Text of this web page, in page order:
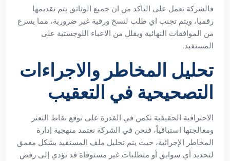
فالشركة تعمل على التاكد من ان جميع الوثائق يتم تقديمها
رقميا، ويتم تجنب اي طلب لنسخ ورقية غير ضرورية، مما يسرع
من الموافقات النهائية ويقلل من الاعباء اللوجستية على
المستفيد.
تحليل المخاطر والاجراءات
التصحيحية في التعقيب
الاحترافية الحقيقية تكمن في القدرة على توقع نقاط التعثر
ومعالجتها استباقياً، فنحن في الشركة نعتمد منهجية إدارة
المخاطر الإجرائية، حيث يتم تحليل ملف المستفيد بشكل معمق
لتحديد أي سوابق أو متطلبات غير مستوفاة قد تؤدي إلى رفض